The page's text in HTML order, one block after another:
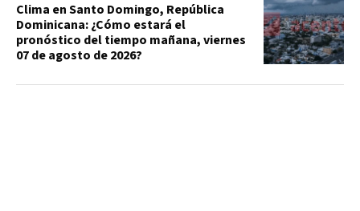
Clima en Santo Domingo, República
Dominicana: ¿Cómo estará el
pronóstico del tiempo mañana, viernes
07 de agosto de 2026?